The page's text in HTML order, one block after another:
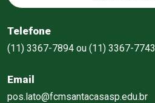
Telefone
(11) 3367-7894 ou (11) 3367-7743
Email
pos.lato@fcmsantacasasp.edu.br